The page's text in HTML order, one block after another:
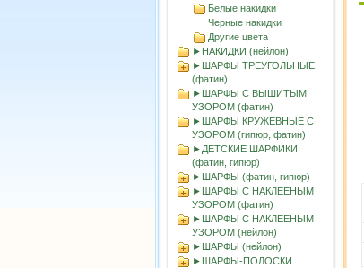
Белые накидки
Черные накидки
Другие цвета
►НАКИДКИ (нейлон)
►ШАРФЫ ТРЕУГОЛЬНЫЕ
(фатин)
►ШАРФЫ С ВЫШИТЫМ
УЗОРОМ (фатин)
►ШАРФЫ КРУЖЕВНЫЕ С
УЗОРОМ (гипюр, фатин)
►ДЕТСКИЕ ШАРФИКИ
(фатин, гипюр)
►ШАРФЫ (фатин, гипюр)
►ШАРФЫ С НАКЛЕЕНЫМ
УЗОРОМ (фатин)
►ШАРФЫ С НАКЛЕЕНЫМ
УЗОРОМ (нейлон)
►ШАРФЫ (нейлон)
►ШАРФЫ-ПОЛОСКИ